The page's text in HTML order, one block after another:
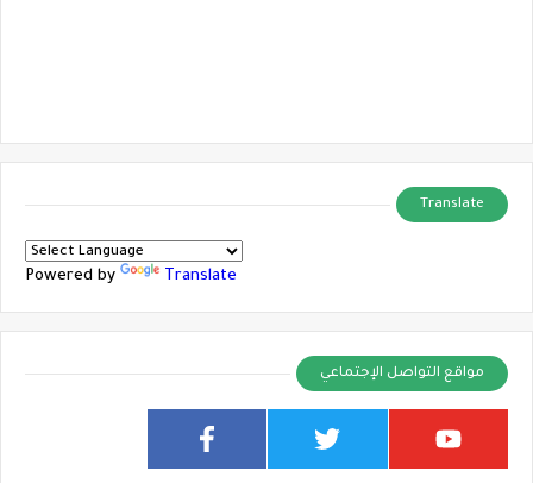
Translate
Powered by Translate
مواقع التواصل الإجتماعي